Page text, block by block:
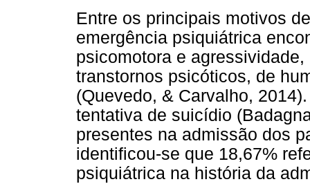
Entre os principais motivos
emergência psiquiátrica
psicomotora e
transtornos psicóticos, de
(Quevedo, & Carvalho,
tentativa de suicídio
presentes na admissão dos
identificou-se que 18,67%
psiquiátrica na história da